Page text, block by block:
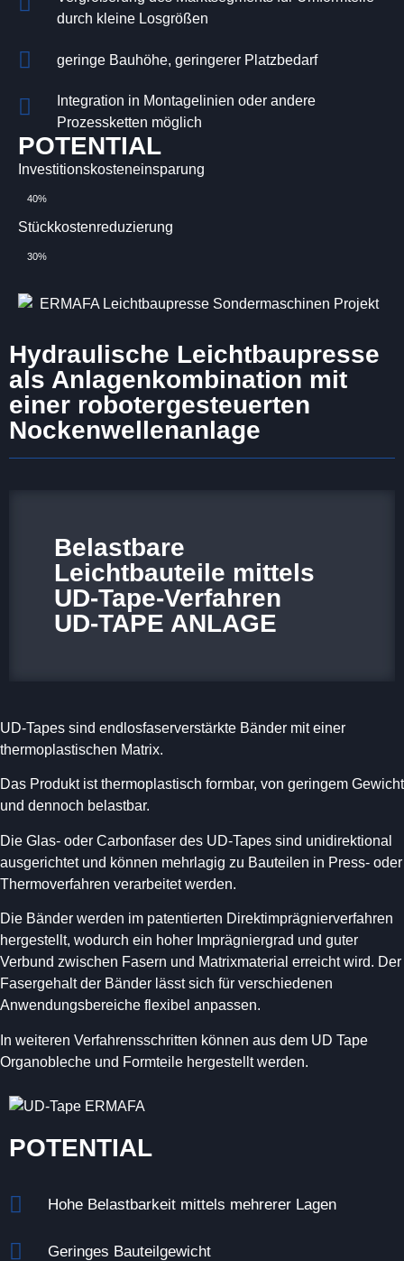
durch kleine Losgrößen
geringe Bauhöhe, geringerer Platzbedarf
Integration in Montagelinien oder andere
Prozessketten möglich
POTENTIAL
Investitionskosteneinsparung
bis zu
40%
Stückkostenreduzierung
bis zu
30%
Hydraulische Leichtbaupresse
als Anlagenkombination mit
einer robotergesteuerten
Nockenwellenanlage
Belastbare
Leichtbauteile mittels
UD-Tape-Verfahren
UD-TAPE ANLAGE
UD-Tapes sind endlosfaserverstärkte Bänder mit einer
thermoplastischen Matrix.
Das Produkt ist thermoplastisch formbar, von geringem Gewicht
und dennoch belastbar.
Die Glas- oder Carbonfaser des UD-Tapes sind unidirektional
ausgerichtet und können mehrlagig zu Bauteilen in Press- oder
Thermoverfahren verarbeitet werden.
Die Bänder werden im patentierten Direktimprägnierverfahren
hergestellt, wodurch ein hoher Imprägniergrad und guter
Verbund zwischen Fasern und Matrixmaterial erreicht wird. Der
Fasergehalt der Bänder lässt sich für verschiedenen
Anwendungsbereiche flexibel anpassen.
In weiteren Verfahrensschritten können aus dem UD Tape
Organobleche und Formteile hergestellt werden.
POTENTIAL
Hohe Belastbarkeit mittels mehrerer Lagen
Geringes Bauteilgewicht